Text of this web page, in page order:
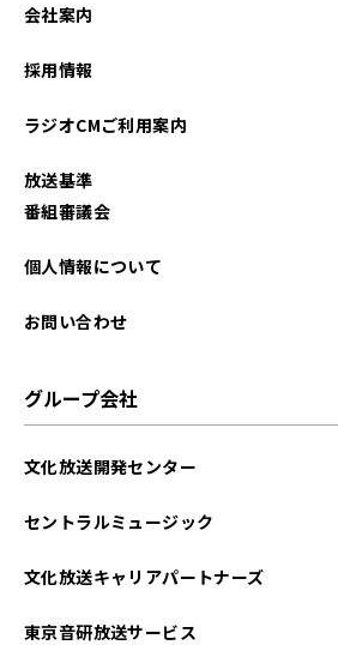
会社案内
採用情報
ラジオCMご利用案内
放送基準
番組審議会
個人情報について
お問い合わせ
グループ会社
文化放送開発センター
セントラルミュージック
文化放送キャリアパートナーズ
東京音研放送サービス